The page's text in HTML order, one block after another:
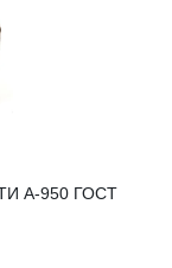
А-950 ГОСТ